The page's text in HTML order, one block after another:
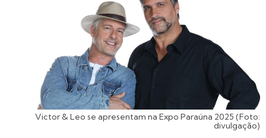
Victor & Leo se apresentam na Expo Paraúna 2025 (Foto:
divulgação)